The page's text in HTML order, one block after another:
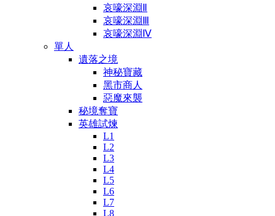
哀嚎深淵Ⅱ
哀嚎深淵Ⅲ
哀嚎深淵Ⅳ
單人
遺落之境
神秘寶藏
黑市商人
惡魔來襲
秘境奪寶
英雄試煉
L1
L2
L3
L4
L5
L6
L7
L8